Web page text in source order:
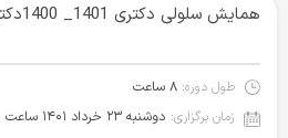
همایش سلولی دکتری 1401_ 1400دکتر بهروز اقدم
طول دوره: ۸ ساعت
زمان برگزاری: دوشنبه ۲۳ خرداد ۱۴۰۱‌ ساعت ۱۰:۰۰